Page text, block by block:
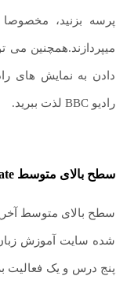
پرسه بزنید،
دادن به نمایش های
رادیو BBC لذت ببرید.
سطح بالای متوسط
سطح بالای متوسط
پنج درس و یک فعالیت